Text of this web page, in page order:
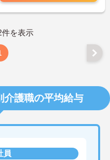
件を表示
介護職の平均給与
員